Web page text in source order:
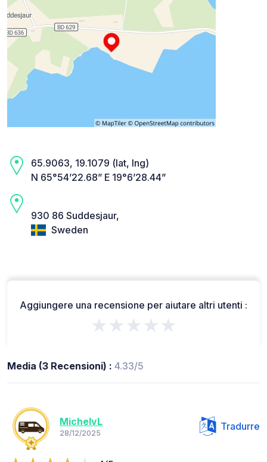
65.9063, 19.1079 (lat, lng)
N 65°54’22.68” E 19°6’28.44”
930 86 Suddesjaur,
Sweden
Aggiungere una recensione per aiutare altri utenti :
★★★★★
Media (3 Recensioni) : 4.33/5
MichelvL
28/12/2025
Tradurre